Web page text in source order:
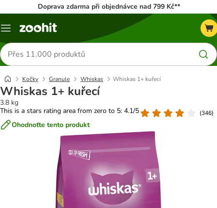
Doprava zdarma při objednávce nad 799 Kč**
Menu
Hledat
produkty
Kočky Granule Whiskas Whiskas 1+ kuřecí
Whiskas 1+ kuřecí
3.8 kg
This is a stars rating area from zero to 5: 4.1/5
(346)
Ohodnoťte tento produkt